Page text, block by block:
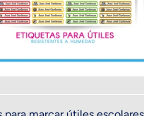
MENU
MENU